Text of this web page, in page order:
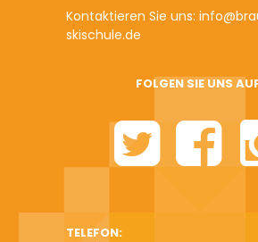
Kontaktieren Sie uns:
skischule.de
FOLGEN SIE UNS
TELEFON: